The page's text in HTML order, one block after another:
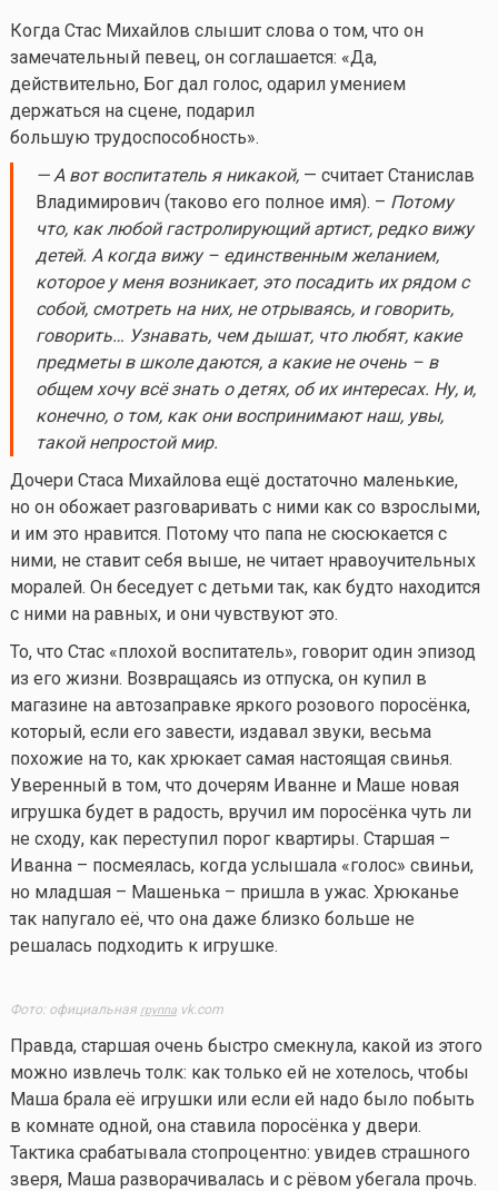
Когда Стас Михайлов слышит слова о том, что он
замечательный певец, он соглашается: «Да,
действительно, Бог дал голос, одарил умением
держаться на сцене, подарил
большую трудоспособность».
— А вот воспитатель я никакой,— считает Станислав
Владимирович (таково его полное имя). – Потому
что, как любой гастролирующий артист, редко вижу
детей. А когда вижу – единственным желанием,
которое у меня возникает, это посадить их рядом с
собой, смотреть на них, не отрываясь, и говорить,
говорить… Узнавать, чем дышат, что любят, какие
предметы в школе даются, а какие не очень – в
общем хочу всё знать о детях, об их интересах. Ну, и,
конечно, о том, как они воспринимают наш, увы,
такой непростой мир.
Дочери Стаса Михайлова ещё достаточно маленькие,
но он обожает разговаривать с ними как со взрослыми,
и им это нравится. Потому что папа не сюсюкается с
ними, не ставит себя выше, не читает нравоучительных
моралей. Он беседует с детьми так, как будто находится
с ними на равных, и они чувствуют это.
То, что Стас «плохой воспитатель», говорит один эпизод
из его жизни. Возвращаясь из отпуска, он купил в
магазине на автозаправке яркого розового поросёнка,
который, если его завести, издавал звуки, весьма
похожие на то, как хрюкает самая настоящая свинья.
Уверенный в том, что дочерям Иванне и Маше новая
игрушка будет в радость, вручил им поросёнка чуть ли
не сходу, как переступил порог квартиры. Старшая –
Иванна – посмеялась, когда услышала «голос» свиньи,
но младшая – Машенька – пришла в ужас. Хрюканье
так напугало её, что она даже близко больше не
решалась подходить к игрушке.
Фото: официальная группаvk.com
Правда, старшая очень быстро смекнула, какой из этого
можно извлечь толк: как только ей не хотелось, чтобы
Маша брала её игрушки или если ей надо было побыть
в комнате одной, она ставила поросёнка у двери.
Тактика срабатывала стопроцентно: увидев страшного
зверя, Маша разворачивалась и с рёвом убегала прочь.